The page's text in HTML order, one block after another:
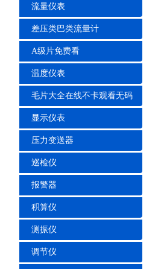
流量仪表
差压类巴类流量计
A级片免费看
温度仪表
毛片大全在线不卡观看无码
显示仪表
压力变送器
巡检仪
报警器
积算仪
测振仪
调节仪